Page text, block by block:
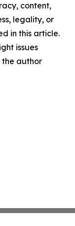
content,
legality, or
in this article.
issues
author